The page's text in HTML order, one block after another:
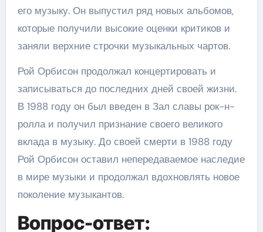
его музыку. Он выпустил ряд новых альбомов,
которые получили высокие оценки критиков и
заняли верхние строчки музыкальных чартов.
Рой Орбисон продолжал концертировать и
записываться до последних дней своей жизни.
В 1988 году он был введен в Зал славы рок-н-
ролла и получил признание своего великого
вклада в музыку. До своей смерти в 1988 году
Рой Орбисон оставил непередаваемое наследие
в мире музыки и продолжал вдохновлять новое
поколение музыкантов.
Вопрос-ответ: